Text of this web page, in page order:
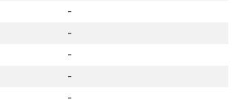
-
-
-
-
-